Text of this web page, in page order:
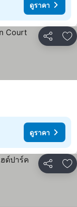
ดูราคา
แชร์ เ
ดูราคา
แชร์ เ